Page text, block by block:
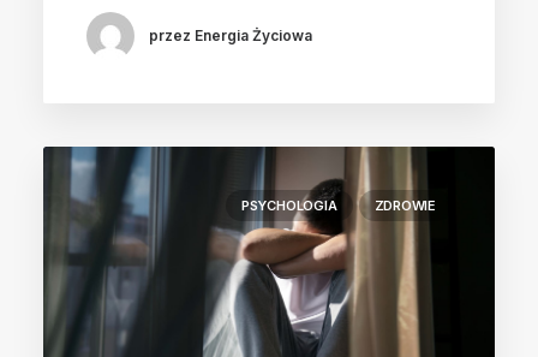
przez Energia Życiowa
PSYCHOLOGIA ZDROWIE